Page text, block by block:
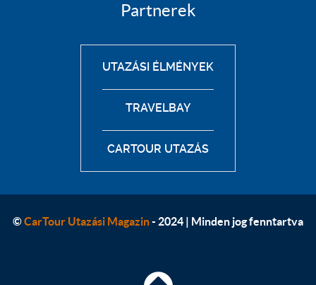
Partnerek
UTAZÁSI ÉLMÉNYEK
TRAVELBAY
CARTOUR UTAZÁS
©CarTour Utazási Magazin- 2024 | Minden jog fenntartva